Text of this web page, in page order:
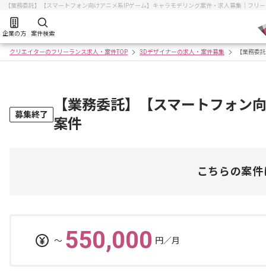
【業務委託】【スマートフォン向けアニメ系IPゲーム】キャラモデリング案件・求人募集｜フリ
企業の方 案件検索
クリエイターのフリーランス求人・案件TOP 3Dデザイナーの求人・案件募集 【業務委
募集終了
【業務委託】【スマートフォン
案件
こちらの案
〜 550,000 円／月